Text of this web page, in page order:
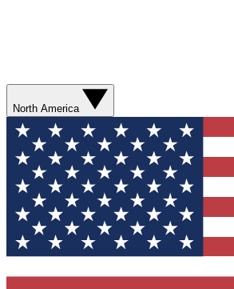
North America